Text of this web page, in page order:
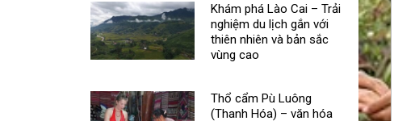
Khám phá Lào Cai – Trải
nghiệm du lịch gắn với
thiên nhiên và bản sắc
vùng cao
Thổ cẩm Pù Luông
(Thanh Hóa) – văn hóa